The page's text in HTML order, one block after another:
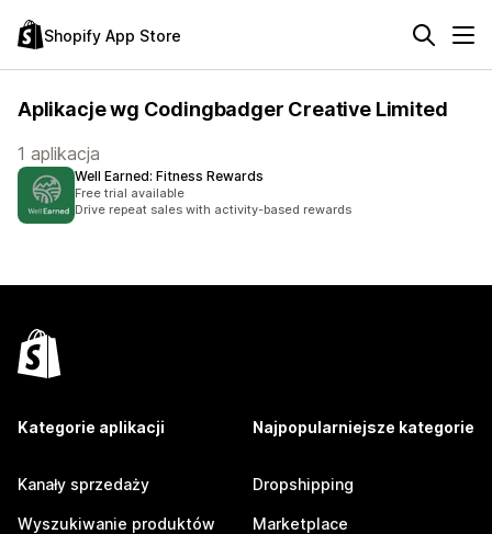
Shopify App Store
Aplikacje wg Codingbadger Creative Limited
1 aplikacja
Well Earned: Fitness Rewards
Free trial available
Drive repeat sales with activity-based rewards
Kategorie aplikacji
Kanały sprzedaży
Wyszukiwanie produktów
Najpopularniejsze kategorie
Dropshipping
Marketplace